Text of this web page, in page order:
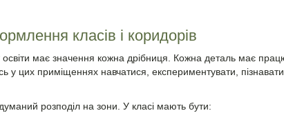
класів і коридорів
освіти має значення кожна дрібниця. Кожна деталь має
у цих приміщеннях навчатися, експериментувати,
розподіл на зони. У класі мають бути: